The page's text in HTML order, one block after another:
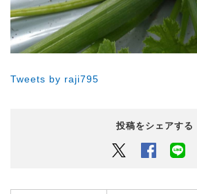
Tweets by raji795
投稿をシェアする
Twitter Facebook